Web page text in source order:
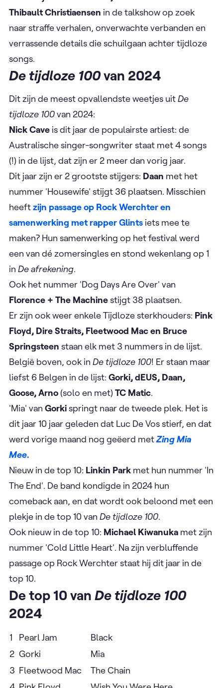
Thibault Christiaensen in de talkshow op zoek
naar straffe verhalen, onverwachte verbanden en
verrassende details die schuilgaan achter tijdloze
songs.
De tijdloze 100van 2024
Dit zijn de meest opvallendste weetjes uitDe
tijdloze 100van 2024:
NickCave is dit jaar de populairste artiest: de
Australische singer-songwriter staat met 4 songs
(!) in de lijst, dat zijn er 2 meer dan vorig jaar.
Dit jaar zijn er 2 grootste stijgers: Daan met het
nummer 'Housewife' stijgt 36 plaatsen. Misschien
heeftzijn passage op Rock Werchter en
samenwerking met rapper Glints iets mee te
maken? Hun samenwerking op het festival werd
een van dé zomersingles en stond wekenlang op 1
in De afrekening.
Ook het nummer 'Dog Days Are Over' van
Florence + The Machinestijgt 38 plaatsen.
Er zijn ook weer enkele Tijdloze sterkhouders: Pink
Floyd, Dire Straits, Fleetwood Mac en Bruce
Springsteen staan elk met 3 nummers in de lijst.
België boven, ook in De tijdloze 100! Er staan maar
liefst 6 Belgen in de lijst: Gorki, dEUS, Daan,
Goose, Arno(solo en met)TC Matic.
'Mia' van Gorkispringt naar de tweede plek. Het is
dit jaar 10 jaar geleden dat Luc De Vos stierf, en dat
werd vorige maand nog geëerd metZing Mia
Mee.
Nieuw in de top 10: Linkin Park met hun nummer 'In
The End'. De band kondigde in 2024 hun
comeback aan, en dat wordt ook beloond met een
plekje in de top 10 van De tijdloze 100.
Ook nieuw in de top 10: Michael Kiwanuka met zijn
nummer 'Cold Little Heart'. Na zijn verbluffende
passage op Rock Werchter staat hij dit jaar in de
top 10.
De top 10 van De tijdloze 100
2024
1 Pearl Jam
Black
2 Gorki
Mia
3 Fleetwood Mac
The Chain